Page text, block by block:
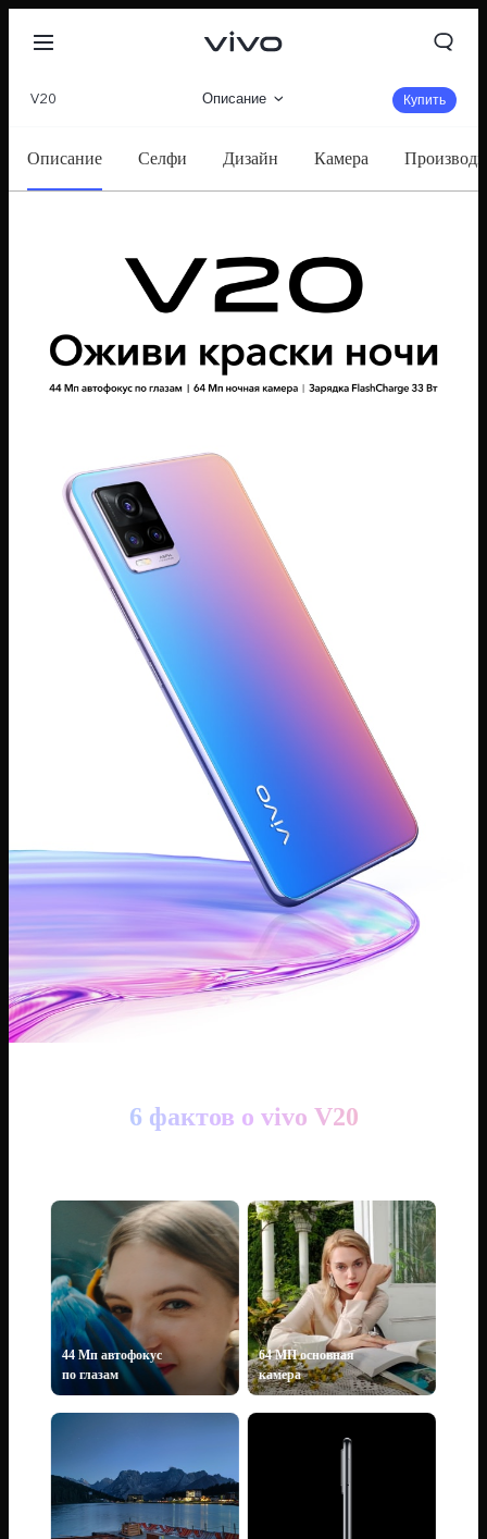
V20 Описание
360°
Купить
Описание Селфи Дизайн Камера
6 фактов о vivo V20
44 Мп aвтофокус
по глазам
64 МП основная
камера